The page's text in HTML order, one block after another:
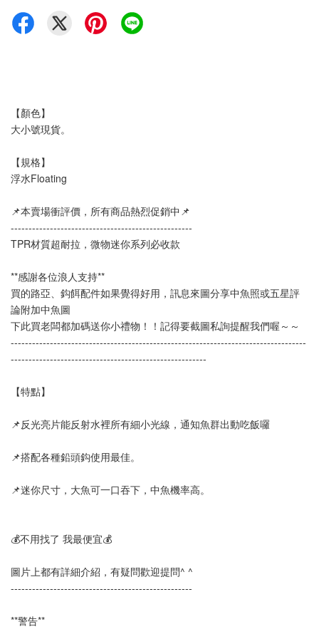
【顏色】
大小號現貨。
【規格】
浮水Floating
📌本賣場衝評價，所有商品熱烈促銷中📌
---------------------------------------------------
TPR材質超耐拉，微物迷你系列必收款
**感謝各位浪人支持**
買的路亞、鈎餌配件如果覺得好用，訊息來圖分享中魚照或五星評
論附加中魚圖
下此買老闆都加碼送你小禮物！！記得要截圖私詢提醒我們喔～～
-----------------------------------------------------------------------------------
-------------------------------------------------------
【特點】
📌反光亮片能反射水裡所有細小光線，通知魚群出動吃飯囉
📌搭配各種鉛頭鈎使用最佳。
📌迷你尺寸，大魚可一口吞下，中魚機率高。
💰不用找了 我最便宜💰
圖片上都有詳細介紹，有疑問歡迎提問^ ^
---------------------------------------------------
**警告**